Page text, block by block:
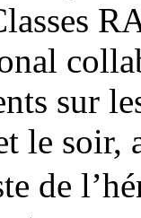
sur
le soir,
de